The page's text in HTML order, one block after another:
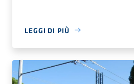
LEGGI DI PIÙ